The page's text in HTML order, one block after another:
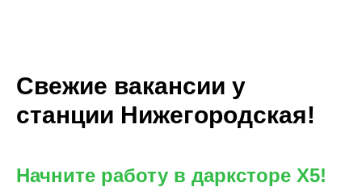
Свежие вакансии у
станции Нижегородская!
Начните работу в дарксторе X5!